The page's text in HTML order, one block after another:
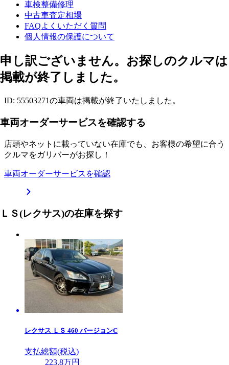
車検整備修理
中古車査定相場
FAQよくいただく質問
個人情報の保護について
申し訳ございません。お探しのクルマは
掲載が終了しました。
ID: 55503271の車両は掲載が終了いたしました。
車両オーダーサービスを確認する
店頭やネットに載っていない在庫でも、お客様の希望に合う
クルマをガリバーがお探し！
車両オーダーサービスを確認
ＬＳ(レクサス)の在庫を探す
レクサス ＬＳ 460 バージョンC
支払総額(税込)
223.8万円